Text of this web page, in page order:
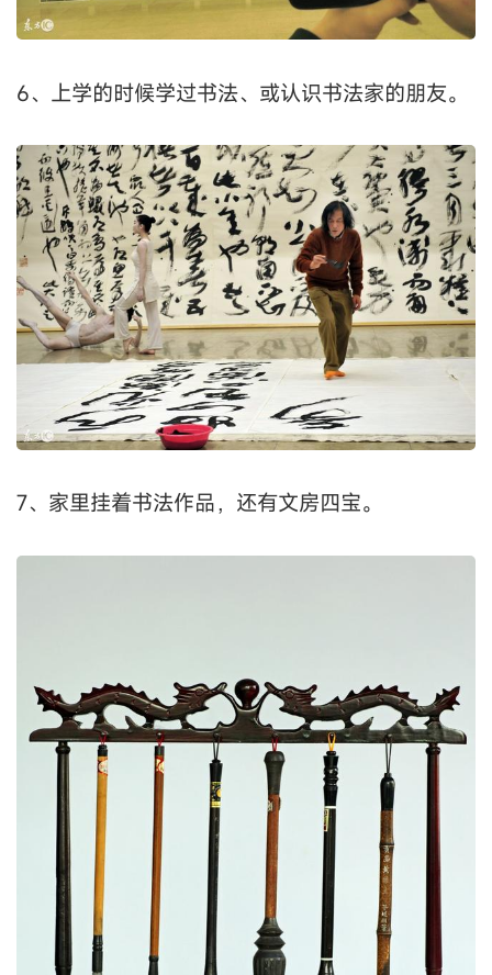
6、上学的时候学过书法、或认识书法家的朋友。
7、家里挂着书法作品，还有文房四宝。